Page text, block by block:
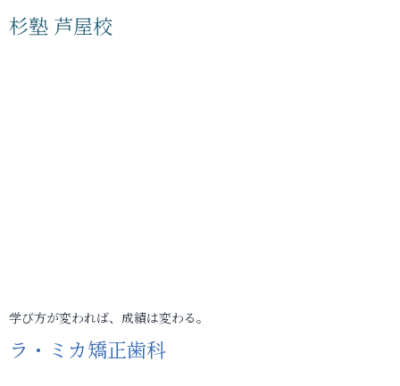
杉塾 芦屋校
学び方が変われば、成績は変わる。
ラ・ミカ矯正歯科